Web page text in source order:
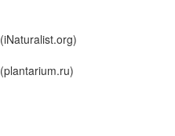
(iNaturalist.org)
(plantarium.ru)